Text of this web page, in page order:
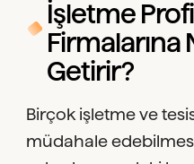
İşletme
Firmalarına
Getirir?
Birçok işletme ve
müdahale